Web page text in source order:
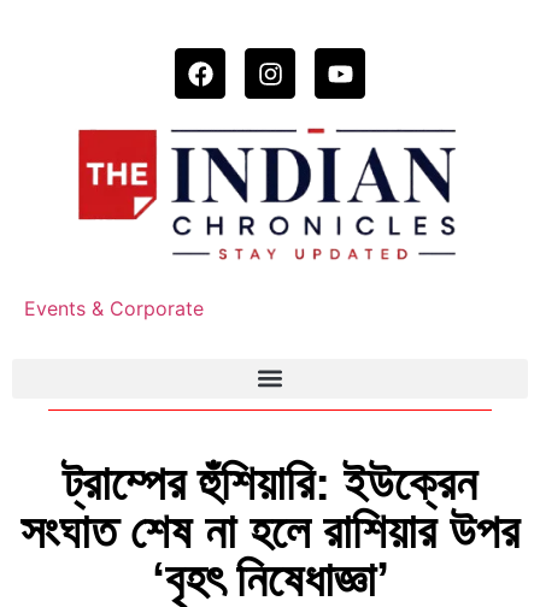
Events & Corporate
ট্রাম্পের হুঁশিয়ারি: ইউক্রেন
সংঘাত শেষ না হলে রাশিয়ার উপর
‘বৃহৎ নিষেধাজ্ঞা’